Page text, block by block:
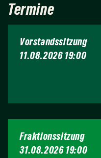
Termine
Vorstandssitzung
11.08.2026 19:00
Fraktionssitzung
31.08.2026 19:00